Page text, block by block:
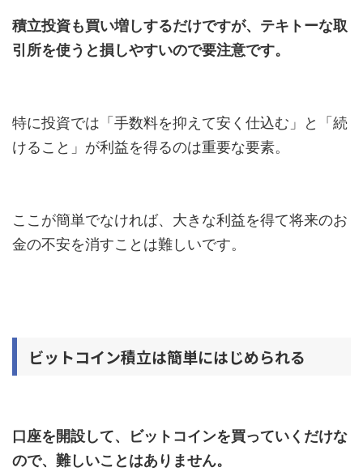
積立投資も買い増しするだけですが、テキトーな取
引所を使うと損しやすいので要注意です。
特に投資では「手数料を抑えて安く仕込む」と「続
けること」が利益を得るのは重要な要素。
ここが簡単でなければ、大きな利益を得て将来のお
金の不安を消すことは難しいです。
ビットコイン積立は簡単にはじめられる
口座を開設して、ビットコインを買っていくだけな
ので、難しいことはありません。